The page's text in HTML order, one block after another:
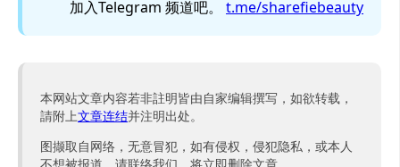
加入Telegram 频道吧。 t.me/sharefiebeauty
本网站文章内容若非註明皆由自家编辑撰写，如欲转载，
請附上文章连结并注明出处。
图撷取自网络，无意冒犯，如有侵权，侵犯隐私，或本人